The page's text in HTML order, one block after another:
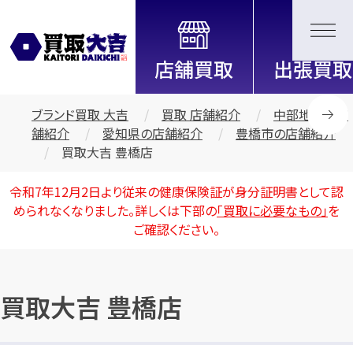
全国2200店舗以上展開中！
信頼と実績の買取専門店「買取大
吉」
ブランド買取 大吉 買取 店舗紹介
中部地区の店
舗紹介
愛知県の店舗紹介
豊橋市の店舗紹介
買取大吉 豊橋店
令和7年12月2日より従来の健康保険証が身分証明書として認
められなくなりました。詳しくは下部の「買取に必要なもの」を
ご確認ください。
買取大吉 豊橋店